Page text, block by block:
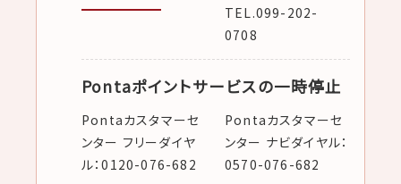
TEL.099-202-
0708
Pontaポイントサービスの一時停止
Pontaカスタマーセ
ンター フリーダイヤ
ル：0120-076-682
Pontaカスタマーセ
ンター ナビダイヤル：
0570-076-682